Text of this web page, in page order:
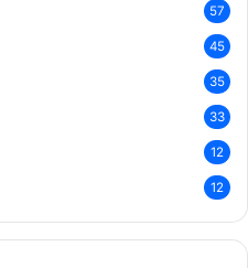
57
45
35
33
12
12